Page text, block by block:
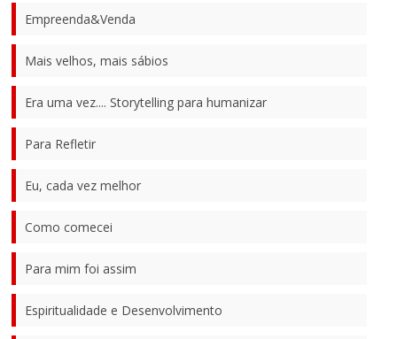
Empreenda&Venda
Mais velhos, mais sábios
Era uma vez.... Storytelling para humanizar
Para Refletir
Eu, cada vez melhor
Como comecei
Para mim foi assim
Espiritualidade e Desenvolvimento